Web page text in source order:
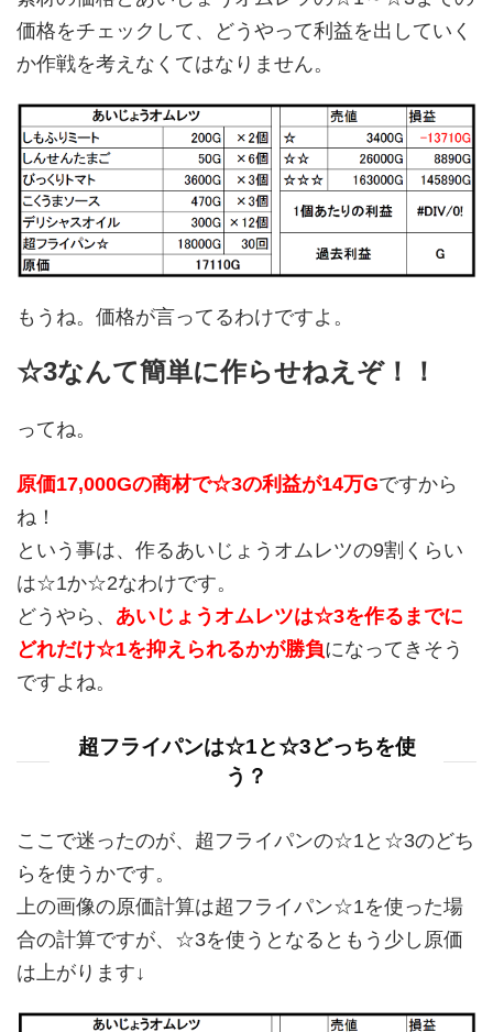
価格をチェックして、どうやって利益を出していく
か作戦を考えなくてはなりません。
もうね。価格が言ってるわけですよ。
☆3なんて簡単に作らせねえぞ！！
ってね。
原価17,000Gの商材で☆3の利益が14万Gですから
ね！
という事は、作るあいじょうオムレツの9割くらい
は☆1か☆2なわけです。
どうやら、 あいじょうオムレツは☆3を作るまでに
どれだけ☆1を抑えられるかが勝負になってきそう
ですよね。
超フライパンは☆1と☆3どっちを使
う？
ここで迷ったのが、超フライパンの☆1と☆3のどち
らを使うかです。
上の画像の原価計算は超フライパン☆1を使った場
合の計算ですが、☆3を使うとなるともう少し原価
は上がります↓